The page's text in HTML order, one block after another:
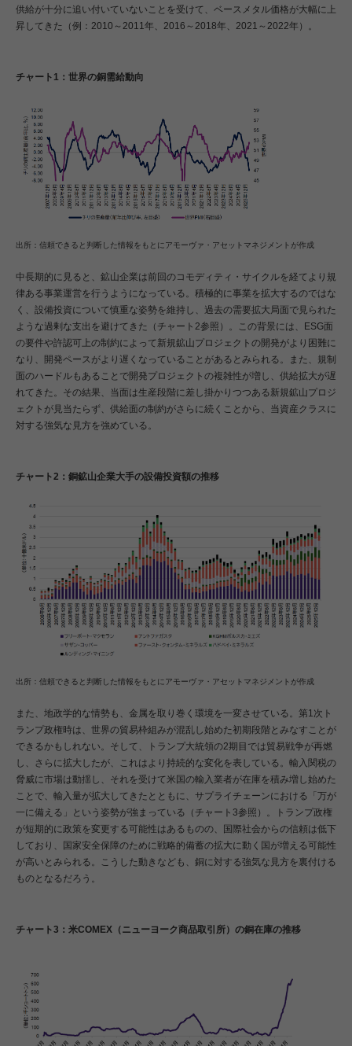
供給が十分に追い付いていないことを受けて、ベースメタル価格が大幅に上
昇してきた（例：2010～2011年、2016～2018年、2021～2022年）。
チャート1：世界の銅需給動向
出所：信頼できると判断した情報をもとにアモーヴァ・アセットマネジメントが作成
中長期的に見ると、鉱山企業は前回のコモディティ・サイクルを経てより規
律ある事業運営を行うようになっている。積極的に事業を拡大するのではな
く、設備投資について慎重な姿勢を維持し、過去の需要拡大局面で見られた
ような過剰な支出を避けてきた（チャート2参照）。この背景には、ESG面
の要件や許認可上の制約によって新規鉱山プロジェクトの開発がより困難に
なり、開発ペースがより遅くなっていることがあるとみられる。また、規制
面のハードルもあることで開発プロジェクトの複雑性が増し、供給拡大が遅
れてきた。その結果、当面は生産段階に差し掛かりつつある新規鉱山プロジ
ェクトが見当たらず、供給面の制約がさらに続くことから、当資産クラスに
対する強気な見方を強めている。
チャート2：銅鉱山企業大手の設備投資額の推移
出所：信頼できると判断した情報をもとにアモーヴァ・アセットマネジメントが作成
また、地政学的な情勢も、金属を取り巻く環境を一変させている。第1次ト
ランプ政権時は、世界の貿易枠組みが混乱し始めた初期段階とみなすことが
できるかもしれない。そして、トランプ大統領の2期目では貿易戦争が再燃
し、さらに拡大したが、これはより持続的な変化を表している。輸入関税の
脅威に市場は動揺し、それを受けて米国の輸入業者が在庫を積み増し始めた
ことで、輸入量が拡大してきたとともに、サプライチェーンにおける「万が
一に備える」という姿勢が強まっている（チャート3参照）。トランプ政権
が短期的に政策を変更する可能性はあるものの、国際社会からの信頼は低下
しており、国家安全保障のために戦略的備蓄の拡大に動く国が増える可能性
が高いとみられる。こうした動きなども、銅に対する強気な見方を裏付ける
ものとなるだろう。
チャート3：米COMEX（ニューヨーク商品取引所）の銅在庫の推移